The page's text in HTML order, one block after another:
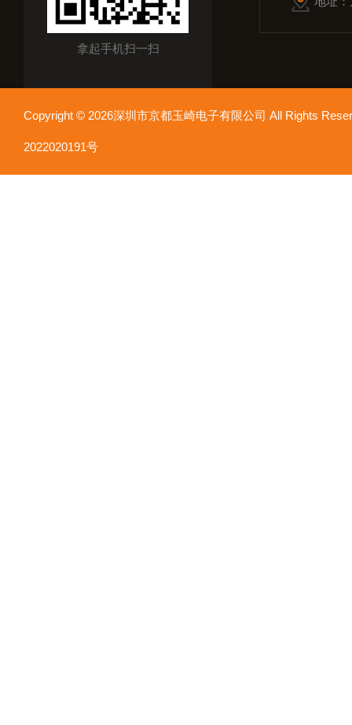
拿起手机扫一扫
Copyright © 2026深圳市京都玉崎电子有限公司 All Rights
2022020191号